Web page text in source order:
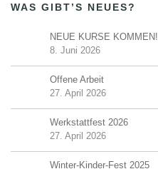
WAS GIBT’S NEUES?
NEUE KURSE KOMMEN!
8. Juni 2026
Offene Arbeit
27. April 2026
Werkstattfest 2026
27. April 2026
Winter-Kinder-Fest 2025